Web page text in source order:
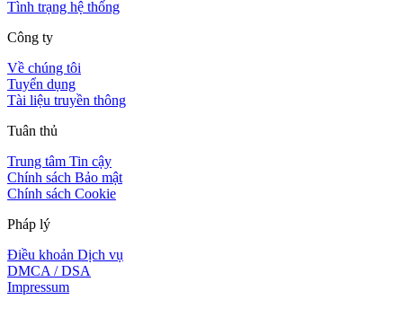
Tình trạng hệ thống
Công ty
Về chúng tôi
Tuyển dụng
Tài liệu truyền thông
Tuân thủ
Trung tâm Tin cậy
Chính sách Bảo mật
Chính sách Cookie
Pháp lý
Điều khoản Dịch vụ
DMCA / DSA
Impressum